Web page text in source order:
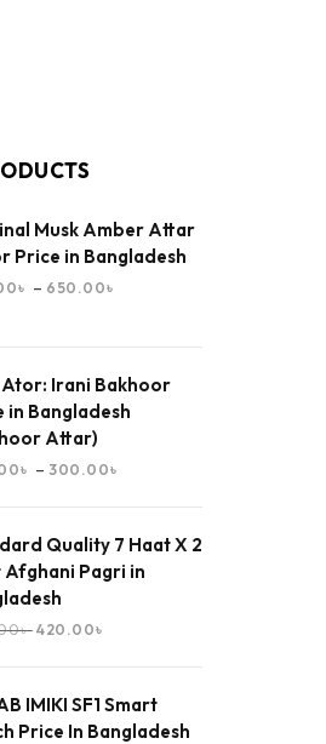
Musk Amber Attar
Price in Bangladesh
৳ – 650.00৳
Ator: Irani Bakhoor
in Bangladesh
Attar)
৳ – 300.00৳
Quality 7 Haat X 2
Afghani Pagri in
৳ 420.00৳
IMIKI SF1 Smart
Price In Bangladesh